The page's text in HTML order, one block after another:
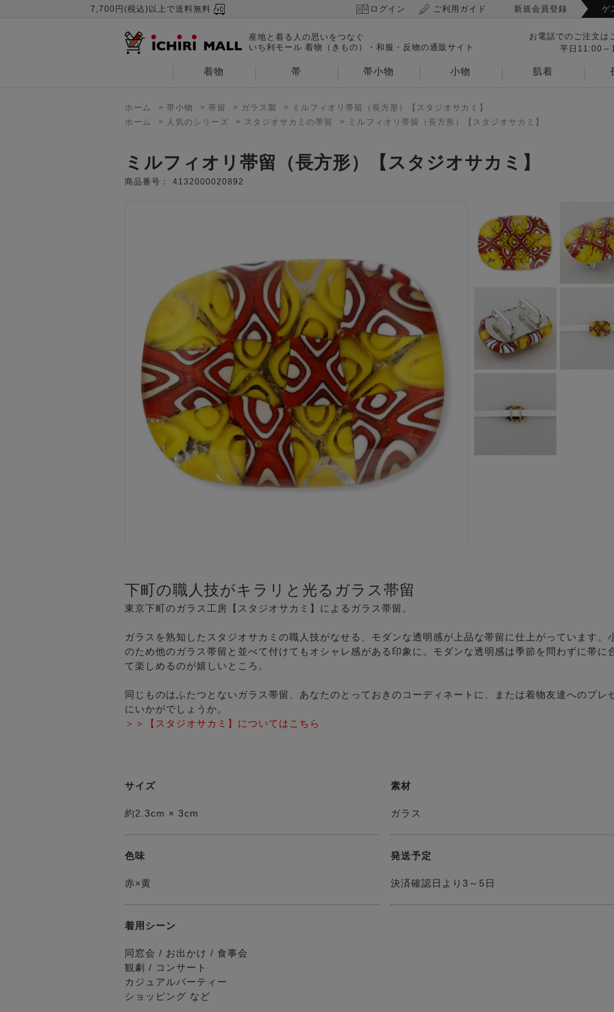
7,700円(税込)以上で送料無料 ログイン ご利用ガイド 新規会員登録 ゲ
産地と着る人の思いをつなぐ
いち利モール 着物（きもの）・和服・反物の通販サイト
お電話でのご注文は
平日11:00～
着物 帯 帯小物 小物 肌着
ホーム > 帯小物 > 帯留 > ガラス製 > ミルフィオリ帯留（長方形）【スタジオサカミ】
ホーム
> 人気のシリーズ > スタジオサカミの帯留 > ミルフィオリ帯留（長方形）【スタジオサカミ】
ミルフィオリ帯留（長方形）【スタジオサカミ】
商品番号： 4132000020892
下町の職人技がキラリと光るガラス帯留
東京下町のガラス工房【スタジオサカミ】によるガラス帯留。
ガラスを熟知したスタジオサカミの職人技がなせる、モダンな透明感が上品な帯留に仕上がっています。
のため他のガラス帯留と並べて付けてもオシャレ感がある印象に。モダンな透明感は季節を問わずに帯に
て楽しめるのが嬉しいところ。
同じものはふたつとないガラス帯留、あなたのとっておきのコーディネートに、または着物友達へのプレ
にいかがでしょうか。
＞＞【スタジオサカミ】についてはこちら
サイズ
約2.3cm × 3cm
素材
ガラス
色味
赤×黄
発送予定
決済確認日より3～5日
着用シーン
同窓会 / お出かけ / 食事会
観劇 / コンサート
カジュアルパーティー
ショッピング など